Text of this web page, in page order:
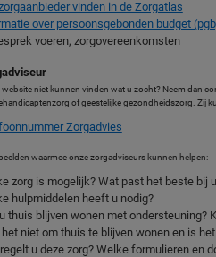
vinden in de Zorgatlas
over persoonsgebonden budget
voeren, zorgovereenkomsten
website niet kunnen vinden wat u zocht? Neem dan
of geestelijke gezondheidszorg. Zij
Zorgadvies
waarmee onze zorgadviseurs kunnen helpen:
zorg is mogelijk? Wat past het beste bij
hulpmiddelen heeft u nodig?
thuis blijven wonen met ondersteuning?
niet om thuis te blijven wonen en is
u deze zorg? Welke formulieren en